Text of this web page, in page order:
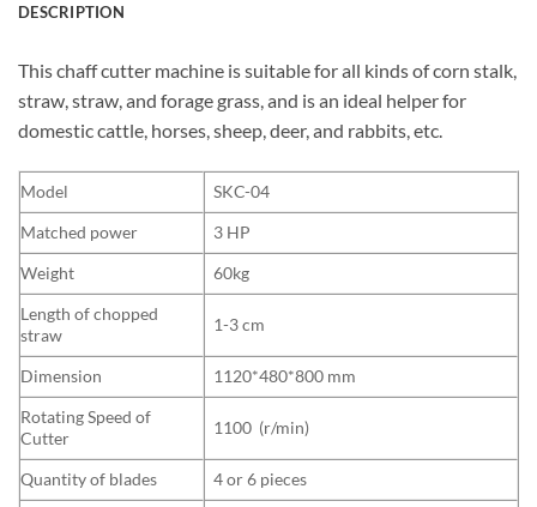
DESCRIPTION
This chaff cutter machine is suitable for all kinds of corn stalk,
straw, straw, and forage grass, and is an ideal helper for
domestic cattle, horses, sheep, deer, and rabbits, etc.
Model
SKC-04
Matched power
3 HP
Weight
60kg
Length of chopped
straw
1-3 cm
Dimension
1120*480*800 mm
Rotating Speed of
Cutter
1100 (r/min)
Quantity of blades 4 or 6 pieces